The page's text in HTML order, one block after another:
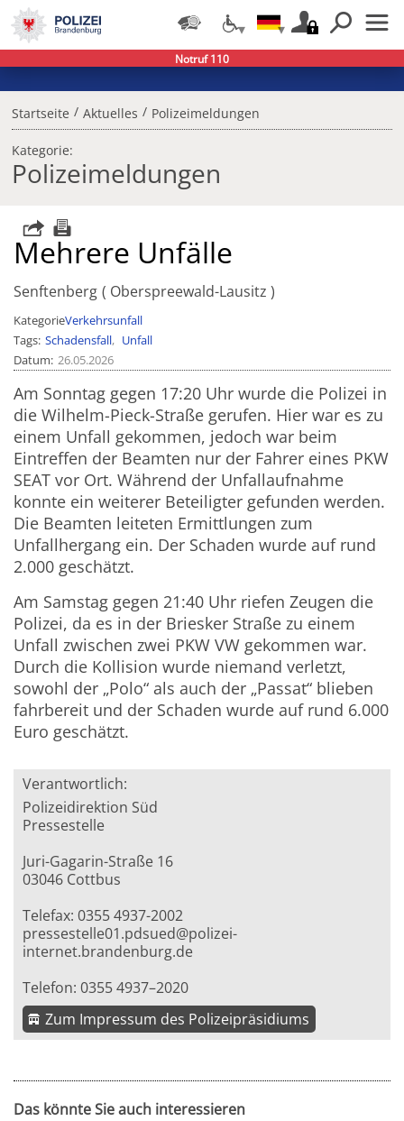
Startseite / Aktuelles / Polizeimeldungen
Kategorie:
Polizeimeldungen
Mehrere Unfälle
Senftenberg Oberspreewald-Lausitz
KategorieVerkehrsunfall
Tags Schadensfall
Unfall
Datum 26.05.2026
Am Sonntag gegen 17:20 Uhr wurde die Polizei in
die Wilhelm-Pieck-Straße gerufen. Hier war es zu
einem Unfall gekommen, jedoch war beim
Eintreffen der Beamten nur der Fahrer eines PKW
SEAT vor Ort. Während der Unfallaufnahme
konnte ein weiterer Beteiligter gefunden werden.
Die Beamten leiteten Ermittlungen zum
Unfallhergang ein. Der Schaden wurde auf rund
2.000 geschätzt.
Am Samstag gegen 21:40 Uhr riefen Zeugen die
Polizei, da es in der Briesker Straße zu einem
Unfall zwischen zwei PKW VW gekommen war.
Durch die Kollision wurde niemand verletzt,
sowohl der „Polo“ als auch der „Passat“ blieben
fahrbereit und der Schaden wurde auf rund 6.000
Euro geschätzt.
Verantwortlich:
Polizeidirektion Süd
Pressestelle
Juri-Gagarin-Straße 16
03046 Cottbus
Telefax: 0355 4937-2002
pressestelle01.pdsued@polizei-
internet.brandenburg.de
Telefon: 0355 4937–2020
Zum Impressum des Polizeipräsidiums
Das könnte Sie auch interessieren
Notruf 110